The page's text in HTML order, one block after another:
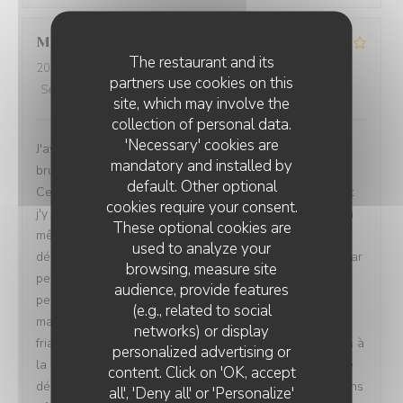
The restaurant and its
partners use cookies on this
site, which may involve the
collection of personal data.
'Necessary' cookies are
mandatory and installed by
default. Other optional
cookies require your consent.
These optional cookies are
used to analyze your
browsing, measure site
audience, provide features
(e.g., related to social
networks) or display
personalized advertising or
content. Click on 'OK, accept
all', 'Deny all' or 'Personalize'
Marine
2026-07-26
- 12:00 - Guests 4
Service
Ambiance: 4/5 Food:3/5 Value : 1
J'avais l'habitude de venir dans ce restaurant pour le
brunch et j'en gardais toujours un excellent souvenir.
Cela faisait un moment que je n'y étais pas retournée et
j'y suis revenue avec plaisir, convaincue d'y retrouver la
même qualité. Malheureusement, cette fois-ci, la
déception a été totale. Pour un brunch à plus de 30 € par
personne, le choix est devenu extrêmement limité : très
peu de salades, très peu de desserts, des gaufres
manifestement industrielles, simplement réchauffées,
friables et sans aucun goût. L'offre n'est clairement plus à
la hauteur du prix demandé. Le service a également été
décevant. Les tables restaient encombrées et nous avons